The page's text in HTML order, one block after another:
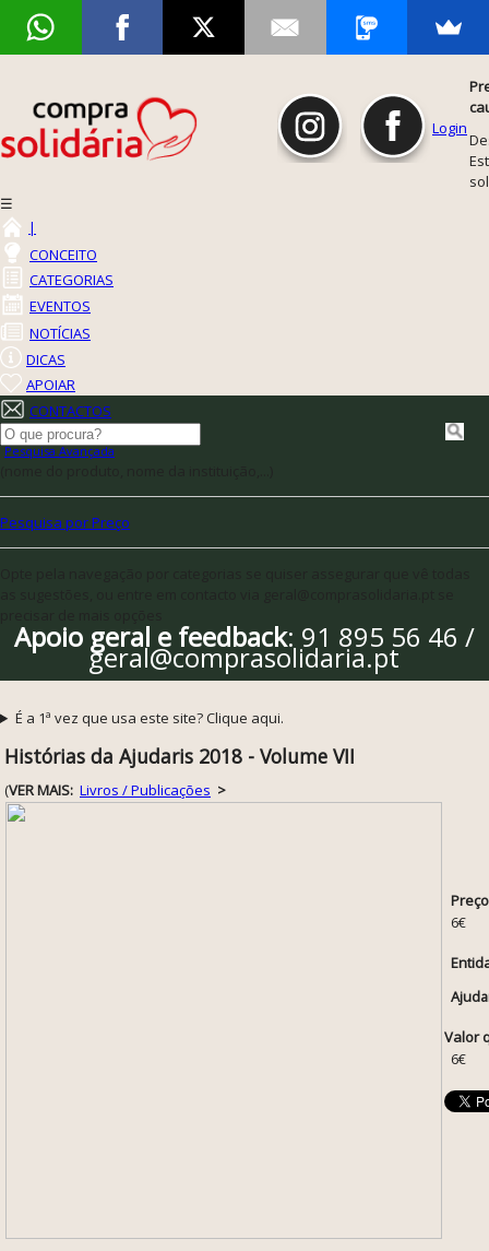
Login
☰
|
CONCEITO
CATEGORIAS
EVENTOS
NOTÍCIAS
DICAS
APOIAR
CONTACTOS
Pesquisa Avançada
Pesquisa por Preço
Apoio geral e feedback: 91 895 56 46 /
geral@comprasolidaria.pt
É a 1ª vez que usa este site? Clique aqui.
Histórias da Ajudaris 2018 - Volume VII
(VER MAIS: Livros / Publicações >
6€
Valor
6€